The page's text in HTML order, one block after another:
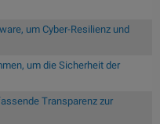
um Cyber-Resilienz und
um die Sicherheit der
Transparenz zur